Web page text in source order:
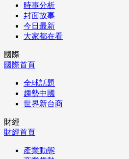
時事分析
封面故事
今日最新
大家都在看
國際
國際首頁
全球話題
趨勢中國
世界新台商
財經
財經首頁
產業動態